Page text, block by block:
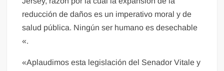
reducción de daños es un imperativo moral y de
salud pública. Ningún ser humano es desechable
«.
«Aplaudimos esta legislación del Senador Vitale y